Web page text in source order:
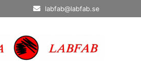
labfab@labfab.se